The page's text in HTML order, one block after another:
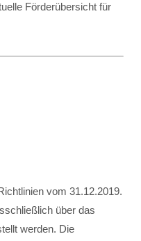
Förderübersicht für
vom 31.12.2019.
über das
werden. Die